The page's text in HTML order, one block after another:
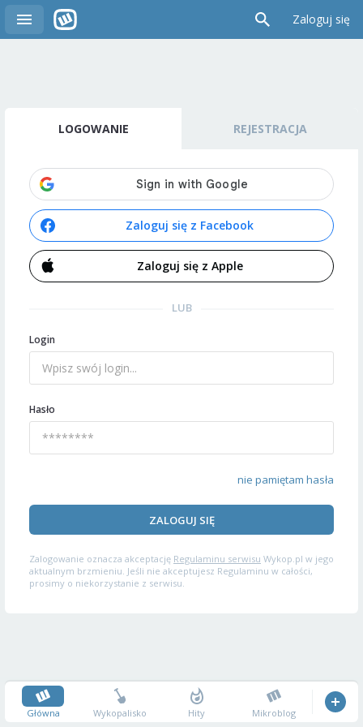
Zaloguj się
LOGOWANIE REJESTRACJA
Zaloguj się z Facebook
Zaloguj się z Apple
LUB
Login
Hasło
nie pamiętam hasła
ZALOGUJ SIĘ
Zalogowanie oznacza akceptację Regulaminu serwisu Wykop.pl w jego
aktualnym brzmieniu. Jeśli nie akceptujesz Regulaminu w całości,
prosimy o niekorzystanie z serwisu.
Główna Wykopalisko Hity Mikroblog